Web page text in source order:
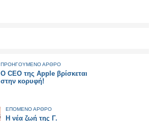
ΠΡΟΗΓΟΥΜΕΝΟ ΑΡΘΡΟ
Ο CEO της Apple βρίσκεται
στην κορυφή!
ΕΠΟΜΕΝΟ ΑΡΘΡΟ
Η νέα ζωή της Γ.